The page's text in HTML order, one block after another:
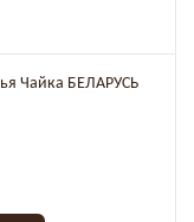
Чайка БЕЛАРУСЬ